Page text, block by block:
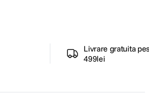
Livrare gratuita
499lei